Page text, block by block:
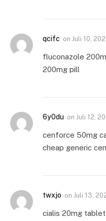
qcifc on Juli 10,
fluconazole
200mg pill
6y0du on Juli 12,
cenforce 50mg
cheap generic
twxjo on Juli 13,
cialis 20mg